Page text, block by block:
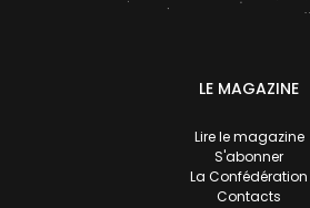
LE MAGAZINE
Lire le magazine
S'abonner
La Confédération
Contacts